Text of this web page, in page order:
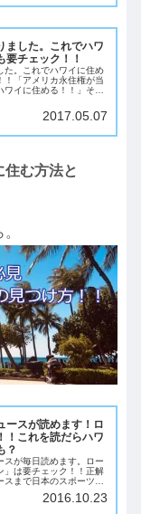
ました。これでハワ
要チェック！！
た。これでハワイに住め
！「アメリカ永住権が当
イに住める！！」そん
永住権）の抽選結...
2017.05.07
住む方法と
ースが読めます！ロ
！これを読だらハワ
？
スが毎日読めます。ロー
」は要チェック！！正解
まで日本のスポーツ新
トラン情報やイベント
2016.10.23